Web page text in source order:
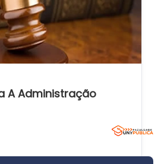
A Administração